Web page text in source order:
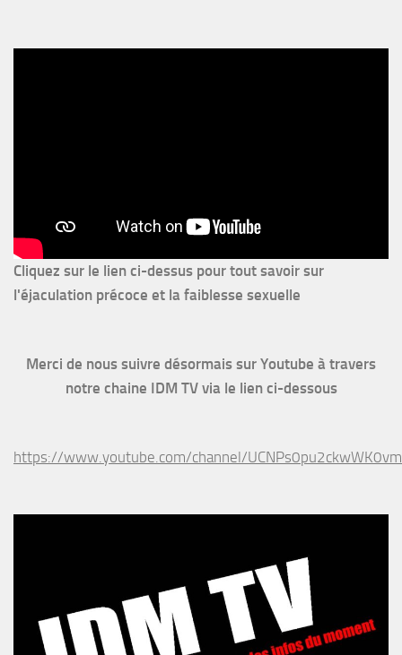
Cliquez sur le lien ci-dessus pour tout savoir sur
l'éjaculation précoce et la faiblesse sexuelle
Merci de nous suivre désormais sur Youtube à travers
notre chaine IDM TV via le lien ci-dessous
https://www.youtube.com/channel/